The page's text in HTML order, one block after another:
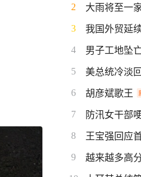
2 大雨将至一
3 我国外贸延
4 男子工地坠
5 美总统冷淡
6 胡彦斌歌王
7 防汛女干部
8 王宝强回应
9 越来越多高